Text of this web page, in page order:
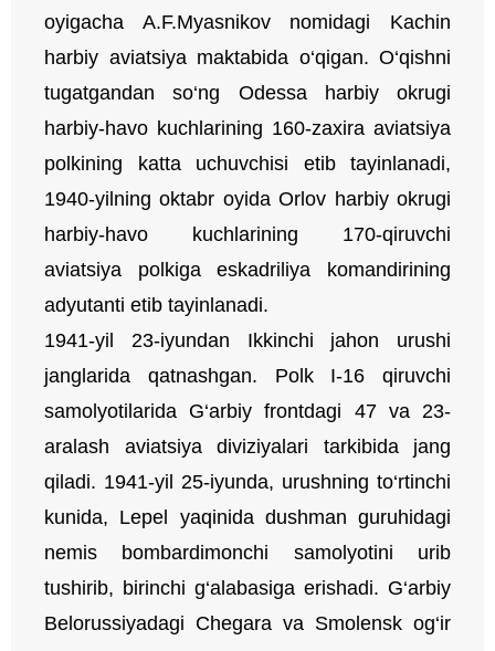
oyigacha A.F.Myasnikov nomidagi Kachin
harbiy aviatsiya maktabida o‘qigan. O‘qishni
tugatgandan so‘ng Odessa harbiy okrugi
harbiy-havo kuchlarining 160-zaxira aviatsiya
polkining katta uchuvchisi etib tayinlanadi,
1940-yilning oktabr oyida Orlov harbiy okrugi
harbiy-havo kuchlarining 170-qiruvchi
aviatsiya polkiga eskadriliya komandirining
adyutanti etib tayinlanadi.
1941-yil 23-iyundan Ikkinchi jahon urushi
janglarida qatnashgan. Polk I-16 qiruvchi
samolyotilarida G‘arbiy frontdagi 47 va 23-
aralash aviatsiya diviziyalari tarkibida jang
qiladi. 1941-yil 25-iyunda, urushning to‘rtinchi
kunida, Lepel yaqinida dushman guruhidagi
nemis bombardimonchi samolyotini urib
tushirib, birinchi g‘alabasiga erishadi. G‘arbiy
Belorussiyadagi Chegara va Smolensk og‘ir